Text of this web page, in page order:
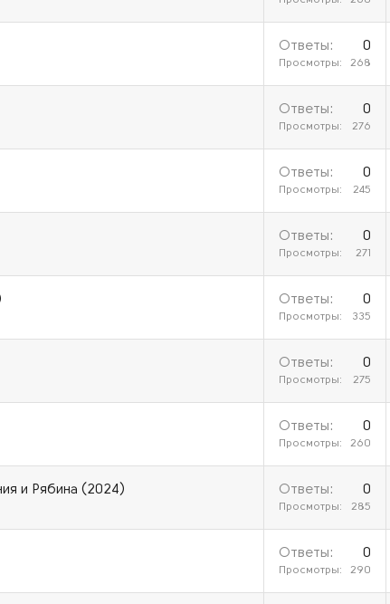
Ответы 0
Просмотры 268
Ответы 0
Просмотры 276
Ответы 0
Просмотры 245
Ответы 0
Просмотры 271
Ответы 0
Просмотры 335
Ответы 0
Просмотры 275
Ответы 0
Просмотры 260
и Рябина (2024) Ответы 0
Просмотры 285
Ответы 0
Просмотры 290